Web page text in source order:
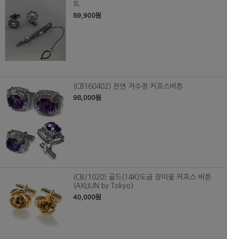
트
89,900원
(CB160402) 천연 자수정 커프스버튼
98,000원
(CB/1020) 골드(14K)도금 장미꽃 커프스 버튼
(AKIJUN by Tokyo)
40,000원